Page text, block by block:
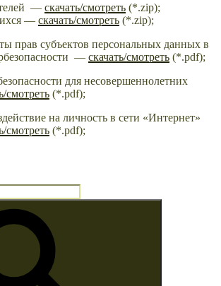
— скачать/смотреть (*.zip);
— скачать/смотреть (*.zip);
прав субъектов персональных данных в
— скачать/смотреть (*.pdf);
для несовершеннолетних
смотреть (*.pdf);
на личность в сети «Интернет»
смотреть (*.pdf);